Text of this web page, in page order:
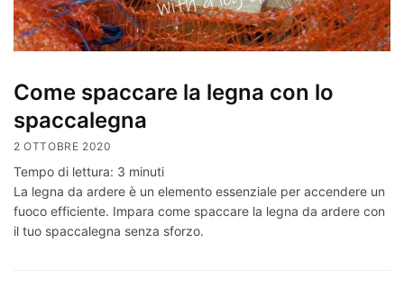
Come spaccare la legna con lo
spaccalegna
2 OTTOBRE 2020
Tempo di lettura: 3 minuti
La legna da ardere è un elemento essenziale per accendere un
fuoco efficiente. Impara come spaccare la legna da ardere con
il tuo spaccalegna senza sforzo.